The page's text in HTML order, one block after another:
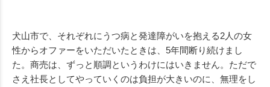
犬山市で、それぞれにうつ病と発達障がいを抱える2人の女
性からオファーをいただいたときは、5年間断り続けまし
た。商売は、ずっと順調というわけにはいきません。ただで
さえ社長としてやっていくのは負担が大きいのに、無理をし